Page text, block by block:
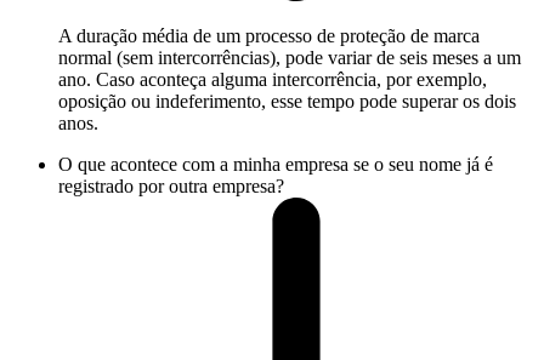
A duração média de um processo de proteção de marca
normal (sem intercorrências), pode variar de seis meses a um
ano. Caso aconteça alguma intercorrência, por exemplo,
oposição ou indeferimento, esse tempo pode superar os dois
anos.
O que acontece com a minha empresa se o seu nome já é
registrado por outra empresa?